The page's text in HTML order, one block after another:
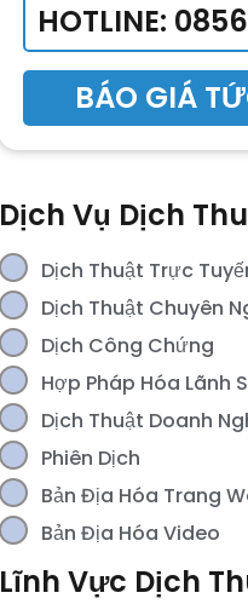
HOTLINE:
BÁO GIÁ
Dịch Vụ Dịch
Dịch Thuật Trực
Dịch Thuật Chuyên
Dịch Công Chứng
Hợp Pháp Hóa Lãnh
Dịch Thuật Doanh
Phiên Dịch
Bản Địa Hóa Trang
Bản Địa Hóa Video
Lĩnh Vực Dịch